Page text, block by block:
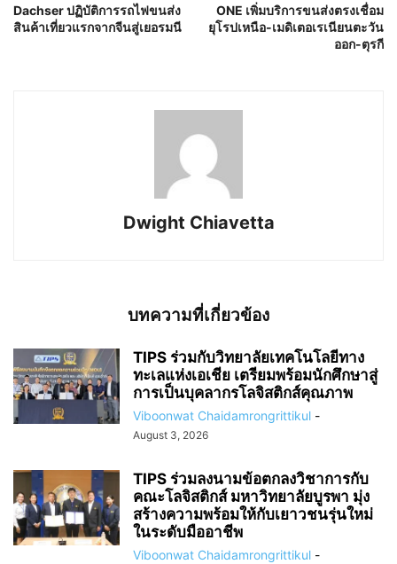
Dachser ปฏิบัติการรถไฟขนส่ง
สินค้าเที่ยวแรกจากจีนสู่เยอรมนี
ONE เพิ่มบริการขนส่งตรงเชื่อม
ยุโรปเหนือ-เมดิเตอเรเนียนตะวัน
ออก-ตุรกี
Dwight Chiavetta
บทความที่เกี่ยวข้อง
TIPS ร่วมกับวิทยาลัยเทคโนโลยีทาง
ทะเลแห่งเอเชีย เตรียมพร้อมนักศึกษาสู่
การเป็นบุคลากรโลจิสติกส์คุณภาพ
Viboonwat Chaidamrongrittikul -
August 3, 2026
TIPS ร่วมลงนามข้อตกลงวิชาการกับ
คณะโลจิสติกส์ มหาวิทยาลัยบูรพา มุ่ง
สร้างความพร้อมให้กับเยาวชนรุ่นใหม่
ในระดับมืออาชีพ
Viboonwat Chaidamrongrittikul -